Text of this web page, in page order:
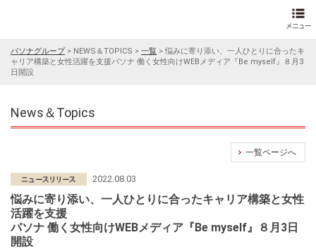
パソナグループ> NEWS＆TOPICS > 一覧 > 悩みに寄り添い、一人ひとりに合ったキ
ャリア構築と女性活躍を支援パソナ 働く女性向けWEBメディア『Be myself』８月3
日開設
News＆Topics
一覧ページへ
2022.08.03
悩みに寄り添い、一人ひとりに合ったキャリア構築と女性
活躍を支援
パソナ 働く女性向けWEBメディア『Be myself』８月3日
開設